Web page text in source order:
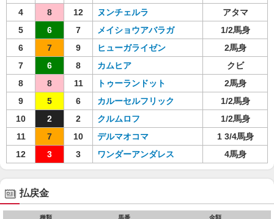
4
8 12 ヌンチェルラ
アタマ
5
6 7 メイショウアバラガ
1/2馬身
6
7 9 ヒューガライゼン
2馬身
7
6 8 カムヒア
クビ
8
8 11 トゥーランドット
2馬身
9
5 6 カルーセルフリック
1/2馬身
10
2 2 クルムロフ
1/2馬身
11
7 10 デルマオコマ
1 3/4馬身
12
3 3 ワンダーアンダレス 4馬身
払戻金
種類 馬番 金額